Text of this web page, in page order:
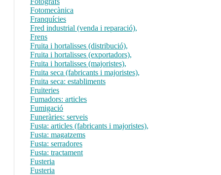
Fotomecànica
Franquícies
Fred industrial (venda i reparació),
Frens
Fruita i hortalisses (distribució),
Fruita i hortalisses (exportadors),
Fruita i hortalisses (majoristes),
Fruita seca (fabricants i majoristes),
Fruita seca: establiments
Fruiteries
Fumadors: articles
Fumigació
Funeràries: serveis
Fusta: articles (fabricants i majoristes),
Fusta: magatzems
Fusta: serradores
Fusta: tractament
Fusteria
Fusteria